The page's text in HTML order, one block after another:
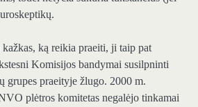
ką reikia praeiti, ji taip pat
Komisijos bandymai susilpninti
grupes praeityje žlugo. 2000 m.
plėtros komitetas negalėjo tinkamai